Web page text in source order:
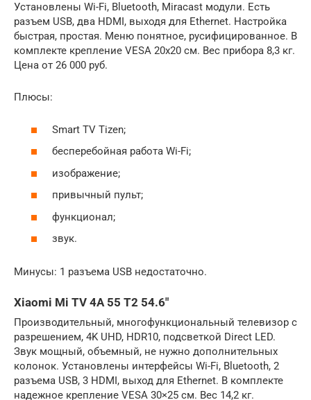
Установлены Wi-Fi, Bluetooth, Miracast модули. Есть
разъем USB, два HDMI, выходя для Ethernet. Настройка
быстрая, простая. Меню понятное, русифицированное. В
комплекте крепление VESA 20х20 см. Вес прибора 8,3 кг.
Цена от 26 000 руб.
Плюсы:
Smart TV Tizen;
бесперебойная работа Wi-Fi;
изображение;
привычный пульт;
функционал;
звук.
Минусы: 1 разъема USB недостаточно.
Xiaomi Mi TV 4A 55 T2 54.6″
Производительный, многофункциональный телевизор с
разрешением, 4K UHD, HDR10, подсветкой Direct LED.
Звук мощный, объемный, не нужно дополнительных
колонок. Установлены интерфейсы Wi-Fi, Bluetooth, 2
разъема USB, 3 HDMI, выход для Ethernet. В комплекте
надежное крепление VESA 30×25 см. Вес 14,2 кг.